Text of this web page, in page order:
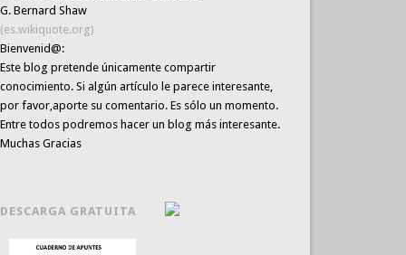
G. Bernard Shaw
(es.wikiquote.org)
Bienvenid@:
Este blog pretende únicamentecompartir
conocimiento. Si algún artículo le parece interesante,
por favor,aporte su comentario. Es sólo un momento.
Entre todos podremos hacer un blog más interesante.
Muchas Gracias
DESCARGA GRATUITA